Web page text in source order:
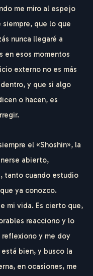
me miro al espejo
siempre, que lo que
nunca llegaré a
en esos momentos
externo no es más
y que si algo
o hacen, es
el «Shoshin», la
abierto,
tanto cuando estudio
ya conozco.
mi vida. Es cierto que,
reacciono y lo
y me doy
bien, y busco la
en ocasiones, me